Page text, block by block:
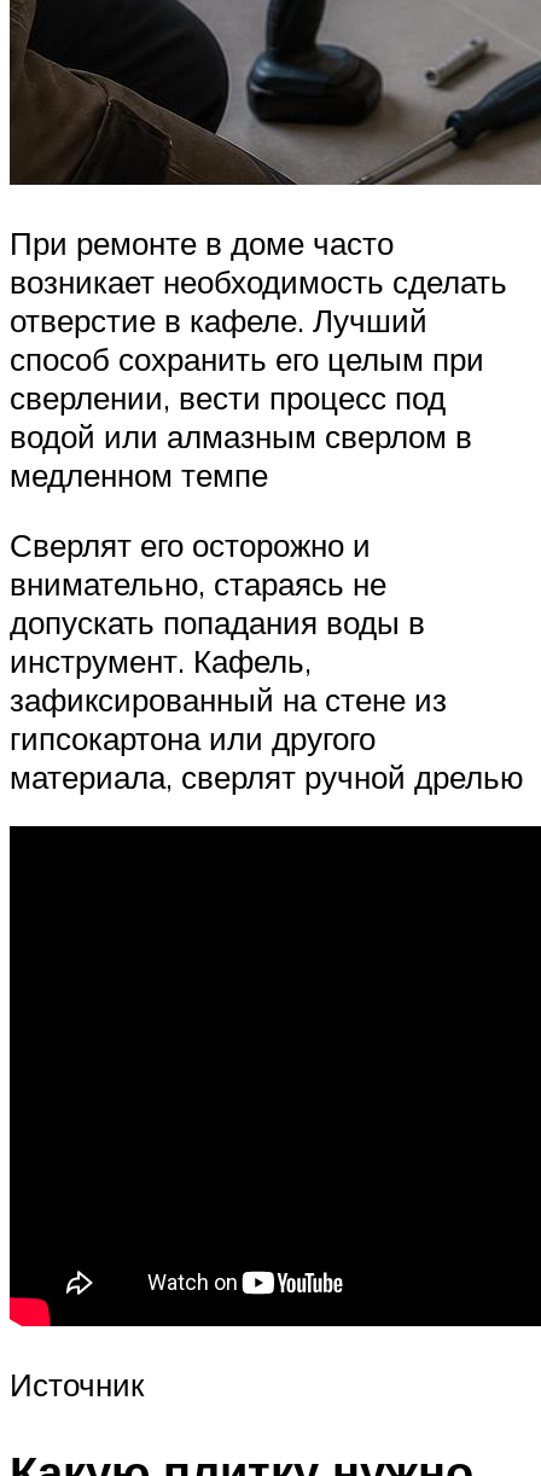
При ремонте в доме часто
возникает необходимость сделать
отверстие в кафеле. Лучший
способ сохранить его целым при
сверлении, вести процесс под
водой или алмазным сверлом в
медленном темпе
Сверлят его осторожно и
внимательно, стараясь не
допускать попадания воды в
инструмент. Кафель,
зафиксированный на стене из
гипсокартона или другого
материала, сверлят ручной дрелью
Источник